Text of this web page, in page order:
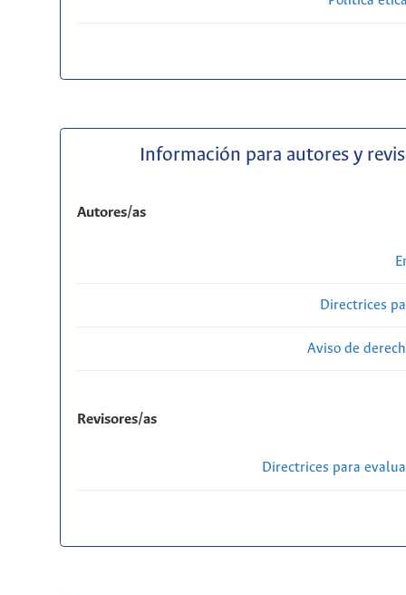
Información para autores y
Autores/as
Directrices
Aviso de
Revisores/as
Directrices para